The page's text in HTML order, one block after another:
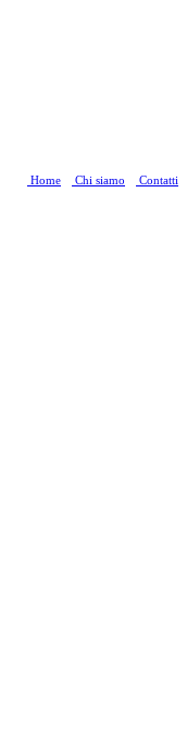
Home Chi siamo Contatti